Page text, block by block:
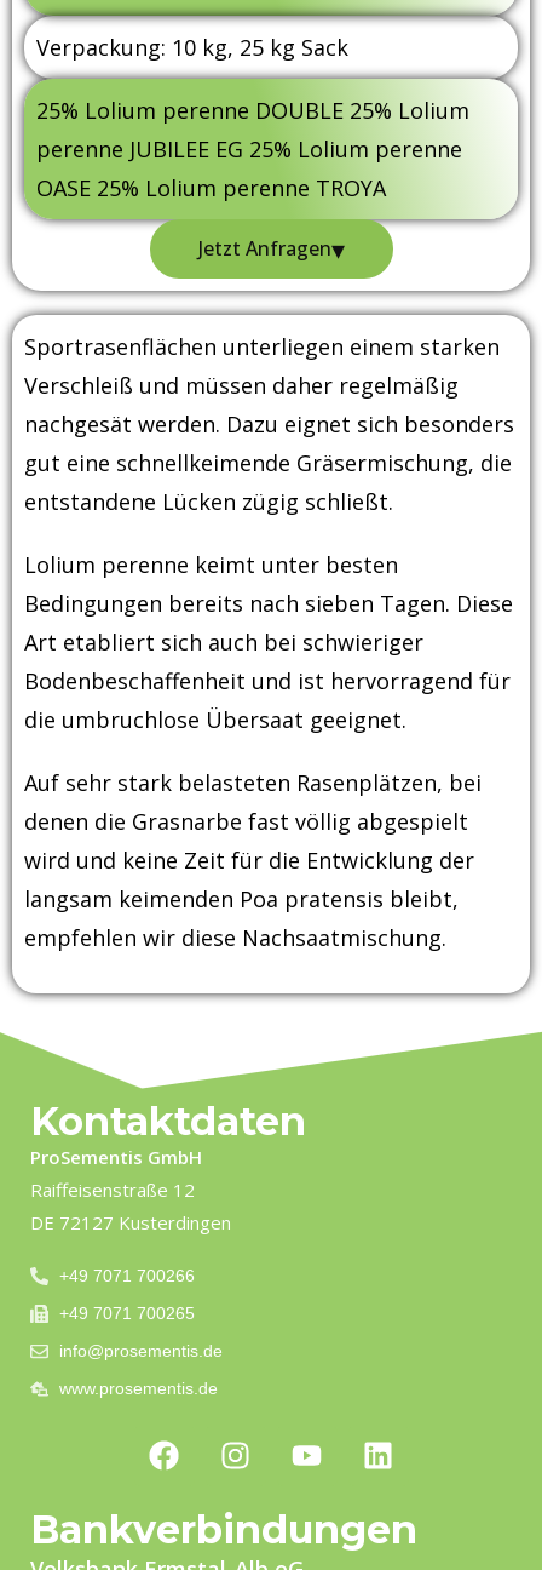
Verpackung: 10 kg, 25 kg Sack
25% Lolium perenne DOUBLE 25% Lolium
perenne JUBILEE EG 25% Lolium perenne
OASE 25% Lolium perenne TROYA
Jetzt Anfragen▾
Sportrasenflächen unterliegen einem starken
Verschleiß und müssen daher regelmäßig
nachgesät werden. Dazu eignet sich besonders
gut eine schnellkeimende Gräsermischung, die
entstandene Lücken zügig schließt.
Lolium perenne keimt unter besten
Bedingungen bereits nach sieben Tagen. Diese
Art etabliert sich auch bei schwieriger
Bodenbeschaffenheit und ist hervorragend für
die umbruchlose Übersaat geeignet.
Auf sehr stark belasteten Rasenplätzen, bei
denen die Grasnarbe fast völlig abgespielt
wird und keine Zeit für die Entwicklung der
langsam keimenden Poa pratensis bleibt,
empfehlen wir diese Nachsaatmischung.
Kontaktdaten
ProSementis GmbH
Raiffeisenstraße 12
DE 72127 Kusterdingen
+49 7071 700266
+49 7071 700265
info@prosementis.de
www.prosementis.de
Bankverbindungen